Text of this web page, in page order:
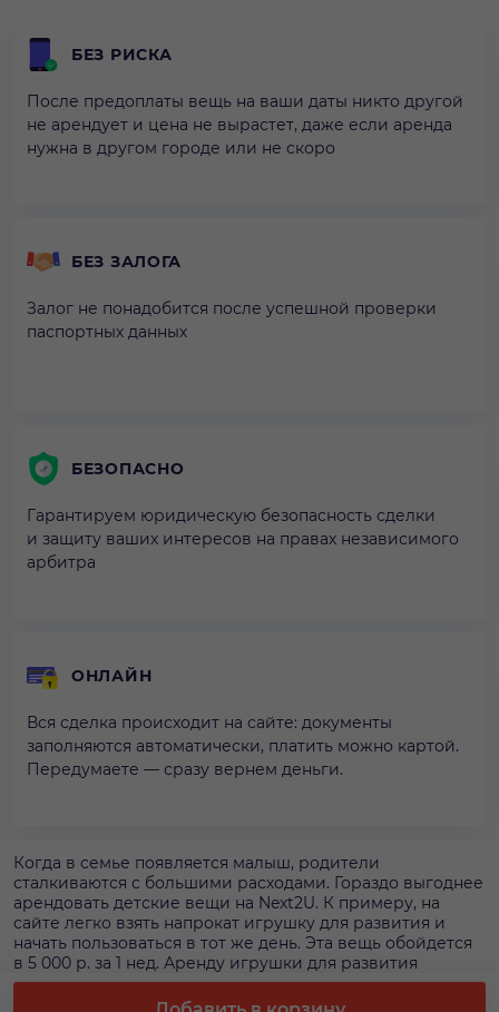
БЕЗ РИСКА
После предоплаты вещь на ваши даты никто другой
не арендует и цена не вырастет, даже если аренда
нужна в другом городе или не скоро
БЕЗ ЗАЛОГА
Залог не понадобится после успешной проверки
паспортных данных
БЕЗОПАСНО
Гарантируем юридическую безопасность сделки
и защиту ваших интересов на правах независимого
арбитра
ОНЛАЙН
Вся сделка происходит на сайте: документы
заполняются автоматически, платить можно картой.
Передумаете — сразу вернем деньги.
Когда в семье появляется малыш, родители
сталкиваются с большими расходами. Гораздо выгоднее
арендовать детские вещи на Next2U. К примеру, на
сайте легко взять напрокат игрушку для развития и
начать пользоваться в тот же день. Эта вещь обойдется
в 5 000 р. за 1 нед. Аренду игрушки для развития
безопаснее всего оформлять на площадке, чтобы
получить гарантии и рассчитываться банковской